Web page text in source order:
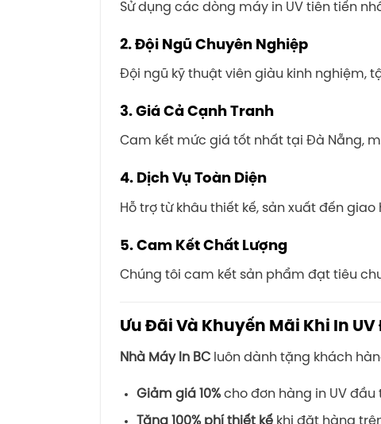
Sử dụng các dòng máy in UV tiên tiến
2.Đội Ngũ Chuyên Nghiệp
Đội ngũ kỹ thuật viên giàu kinh nghiệm,
3.Giá Cả Cạnh Tranh
Cam kết mức giá tốt nhất tại Đà Nẵng,
4. Dịch Vụ Toàn Diện
Hỗ trợ từ khâu thiết kế, sản xuất đến giao
5.Cam Kết Chất Lượng
Chúng tôi cam kết sản phẩm đạt tiêu
Ưu Đãi Và Khuyến Mãi Khi In
Nhà Máy In BC luôn dành tặng khách
Giảm giá 10%cho đơn hàng in UV đầu